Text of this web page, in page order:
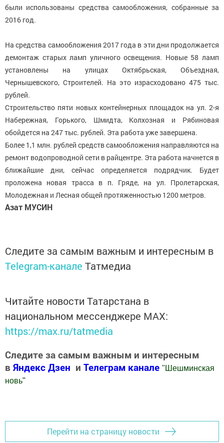
были использованы средства самообложения, собранные за
2016 год.
На средства самообложения 2017 года в эти дни продолжается
демонтаж старых ламп уличного освещения. Новые 58 ламп
установлены на улицах Октябрьская, Объездная,
Чернышевского, Строителей. На это израсходовано 475 тыс.
рублей.
Строительство пяти новых контейнерных площадок на ул. 2-я
Набережная, Горького, Шмидта, Колхозная и Рябиновая
обойдется на 247 тыс. рублей. Эта работа уже завершена.
Более 1,1 млн. рублей средств самообложения направляются на
ремонт водопроводной сети в райцентре. Эта работа начнется в
ближайшие дни, сейчас определяется подрядчик. Будет
проложена новая трасса в п. Гряде, на ул. Пролетарская,
Молодежная и Лесная общей протяженностью 1200 метров.
Азат МУСИН
Следите за самым важным и интересным в
Telegram-канале Татмедиа
Читайте новости Татарстана в
национальном мессенджере MАХ:
https://max.ru/tatmedia
Следите за самым важным и интересным
в Яндекс Дзен и Телеграм канале " Шешминская
новь"
Перейти на страницу новости